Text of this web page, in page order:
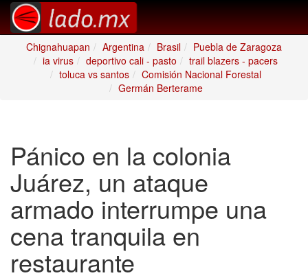
Chignahuapan Argentina Brasil
Puebla de Zaragoza
ia virus
deportivo cali - pasto
trail blazers - pacers
toluca vs santos
Comisión Nacional Forestal
Germán Berterame
Pánico en la colonia
Juárez, un ataque
armado interrumpe una
cena tranquila en
restaurante